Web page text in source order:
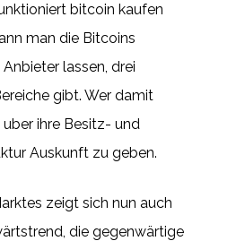
bitcoin kaufen
man die Bitcoins
lassen, drei
gibt. Wer damit
ihre Besitz- und
Auskunft zu geben.
zeigt sich nun auch
die gegenwärtige